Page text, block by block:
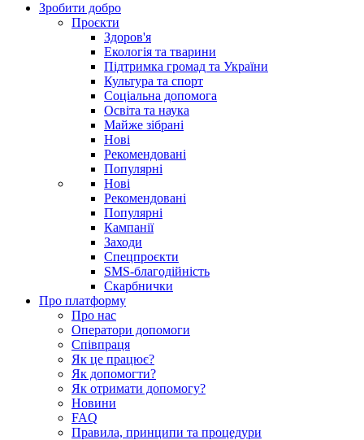
Зробити добро
Проєкти
Здоров'я
Екологія та тварини
Підтримка громад та України
Культура та спорт
Соціальна допомога
Освіта та наука
Майже зібрані
Нові
Рекомендовані
Популярні
Нові
Рекомендовані
Популярні
Кампанії
Заходи
Спецпроєкти
SMS-благодійність
Скарбнички
Про платформу
Про нас
Оператори допомоги
Співпраця
Як це працює?
Як допомогти?
Як отримати допомогу?
Новини
FAQ
Правила, принципи та процедури